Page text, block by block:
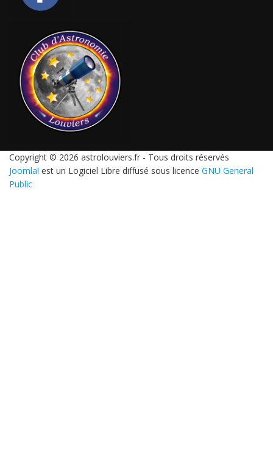
Copyright © 2026 astrolouviers.fr - Tous droits réservés
Joomla! est un Logiciel Libre diffusé sous licence GNU General
Public